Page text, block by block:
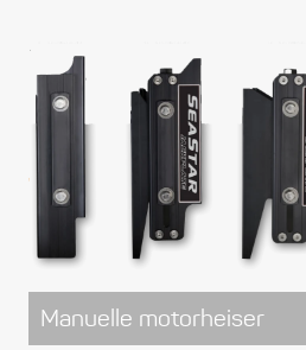
Manuelle motorheiser